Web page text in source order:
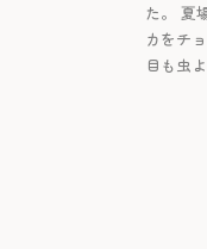
た。 夏
カをチ
目も虫